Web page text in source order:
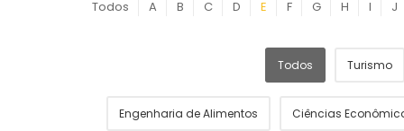
Todos A B C D E F G H I J
Todos Turismo
Engenharia de Alimentos Ciências